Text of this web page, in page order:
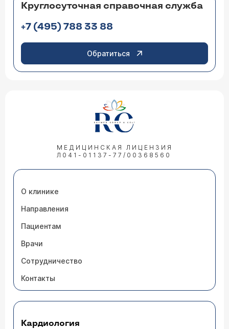
Круглосуточная справочная служба
+7 (495) 788 33 88
Обратиться
МЕДИЦИНСКАЯ ЛИЦЕНЗИЯ
Л041-01137-77/00368560
О клинике
Направления
Пациентам
Врачи
Сотрудничество
Контакты
Кардиология